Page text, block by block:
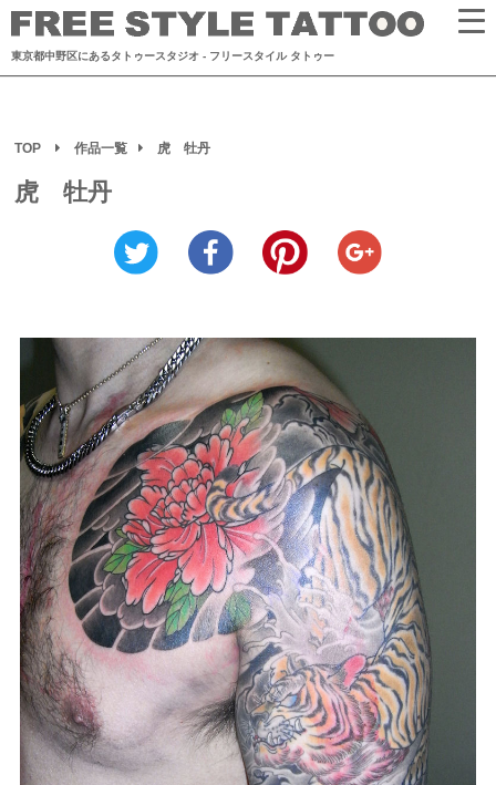
東京都中野区にあるタトゥースタジオ - フリースタイル タトゥー
TOP 作品一覧 虎 牡丹
虎 牡丹